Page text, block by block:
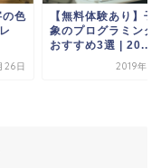
の色
26日
【無料体験あり】子
象のプログラミング
おすすめ3選 | 20...
2019年7